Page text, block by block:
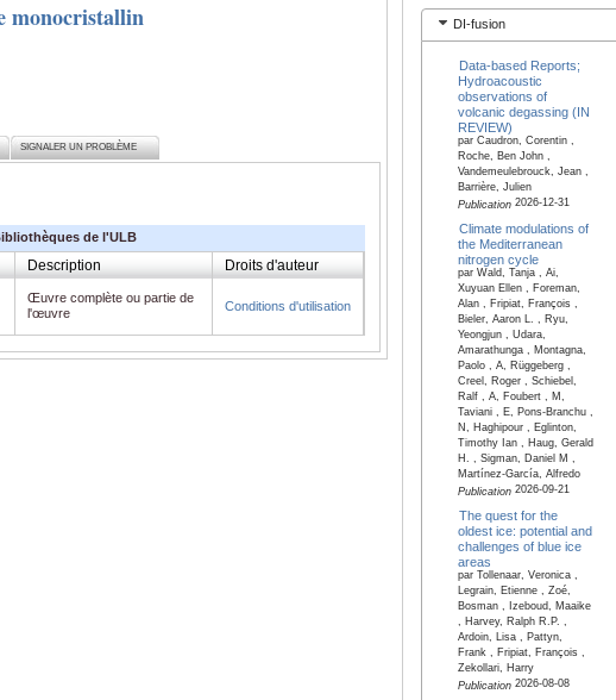
monocristallin
SIGNALER UN PROBLÈME
de l'ULB
Description Droits d'auteur
Œuvre complète ou partie de
l'œuvre
Conditions d'utilisation
DI-fusion
Data-based Reports;
Hydroacoustic
observations of
volcanic degassing (IN
REVIEW)
par Caudron, Corentin ,
Roche, Ben John ,
Vandemeulebrouck, Jean ,
Barrière, Julien
Publication2026-12-31
Climate modulations of
the Mediterranean
nitrogen cycle
par Wald, Tanja , Ai,
Xuyuan Ellen , Foreman,
Alan , Fripiat, François ,
Bieler, Aaron L. , Ryu,
Yeongjun , Udara,
Amarathunga , Montagna,
Paolo , A, Rüggeberg ,
Creel, Roger , Schiebel,
Ralf , A, Foubert , M,
Taviani , E, Pons-Branchu ,
N, Haghipour , Eglinton,
Timothy Ian , Haug, Gerald
H. , Sigman, Daniel M ,
Martínez-García, Alfredo
Publication2026-09-21
The quest for the
oldest ice: potential and
challenges of blue ice
areas
par Tollenaar, Veronica ,
Legrain, Etienne , Zoé,
Bosman , Izeboud, Maaike
, Harvey, Ralph R.P. ,
Ardoin, Lisa , Pattyn,
Frank , Fripiat, François ,
Zekollari, Harry
Publication2026-08-08